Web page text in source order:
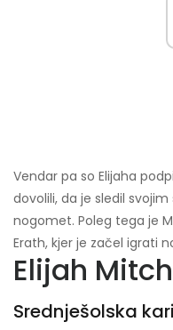
Vendar pa so Elijaha
dovolili, da je sledil
nogomet. Poleg tega je
Erath, kjer je začel igrati
Elijah
Srednješolska